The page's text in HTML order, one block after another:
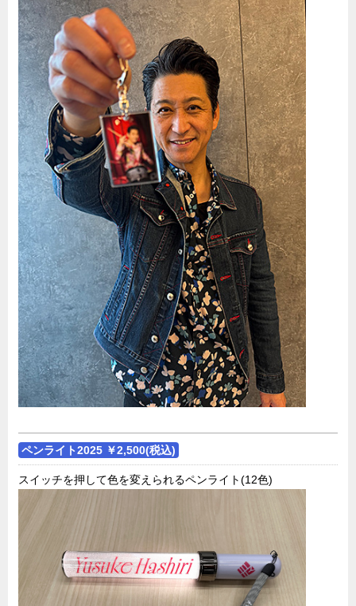
ペンライト2025 ￥2,500(税込)
スイッチを押して色を変えられるペンライト(12色)